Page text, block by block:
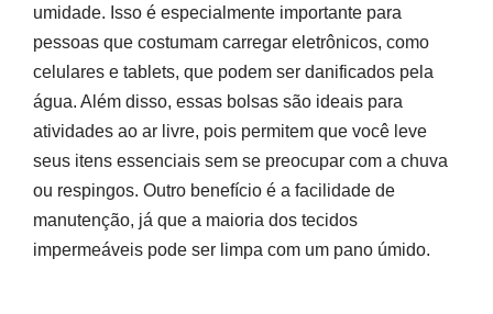
umidade. Isso é especialmente importante para
pessoas que costumam carregar eletrônicos, como
celulares e tablets, que podem ser danificados pela
água. Além disso, essas bolsas são ideais para
atividades ao ar livre, pois permitem que você leve
seus itens essenciais sem se preocupar com a chuva
ou respingos. Outro benefício é a facilidade de
manutenção, já que a maioria dos tecidos
impermeáveis pode ser limpa com um pano úmido.